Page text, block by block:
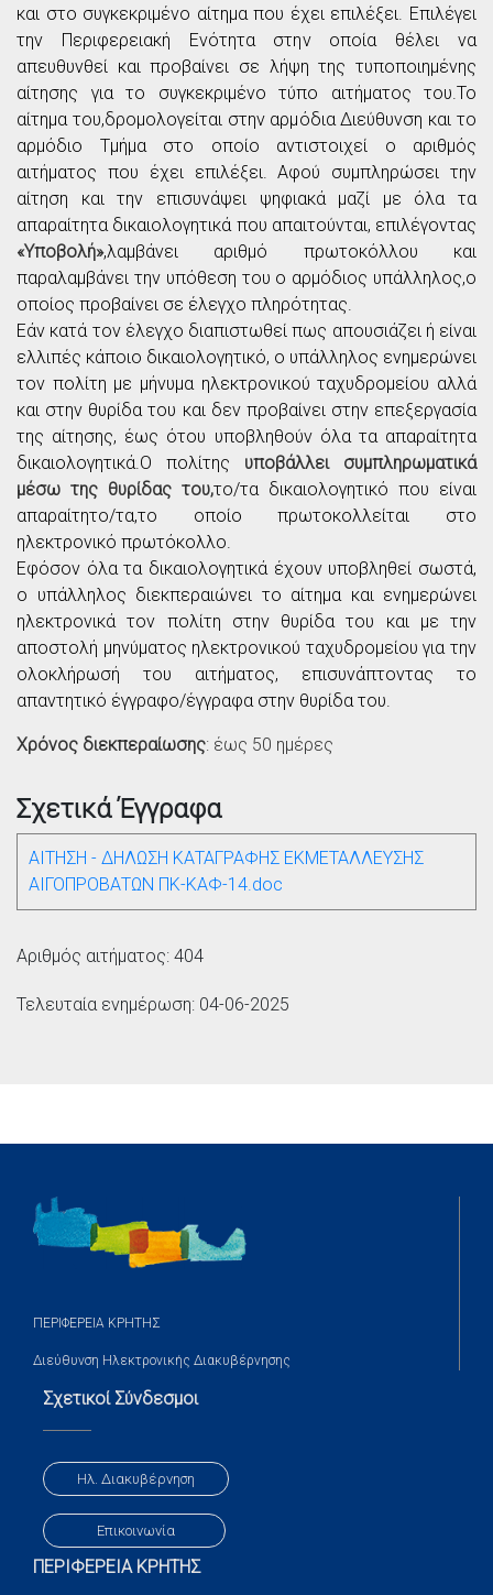
και στο συγκεκριμένο αίτημα που έχει επιλέξει. Επιλέγει
την Περιφερειακή Ενότητα στην οποία θέλει να
απευθυνθεί και προβαίνει σε λήψη της τυποποιημένης
αίτησης για το συγκεκριμένο τύπο αιτήματος του.Το
αίτημα του,δρομολογείται στην αρμόδια Διεύθυνση και το
αρμόδιο Τμήμα στο οποίο αντιστοιχεί ο αριθμός
αιτήματος που έχει επιλέξει. Αφού συμπληρώσει την
αίτηση και την επισυνάψει ψηφιακά μαζί με όλα τα
απαραίτητα δικαιολογητικά που απαιτούνται, επιλέγοντας
«Υποβολή»,λαμβάνει αριθμό πρωτοκόλλου και
παραλαμβάνει την υπόθεση του ο αρμόδιος υπάλληλος,ο
οποίος προβαίνει σε έλεγχο πληρότητας.
Εάν κατά τον έλεγχο διαπιστωθεί πως απουσιάζει ή είναι
ελλιπές κάποιο δικαιολογητικό, ο υπάλληλος ενημερώνει
τον πολίτη με μήνυμα ηλεκτρονικού ταχυδρομείου αλλά
και στην θυρίδα του και δεν προβαίνει στην επεξεργασία
της αίτησης, έως ότου υποβληθούν όλα τα απαραίτητα
δικαιολογητικά.Ο πολίτης υποβάλλει συμπληρωματικά
μέσω της θυρίδας του,το/τα δικαιολογητικό που είναι
απαραίτητο/τα,το οποίο πρωτοκολλείται στο
ηλεκτρονικό πρωτόκολλο.
Εφόσον όλα τα δικαιολογητικά έχουν υποβληθεί σωστά,
ο υπάλληλος διεκπεραιώνει το αίτημα και ενημερώνει
ηλεκτρονικά τον πολίτη στην θυρίδα του και με την
αποστολή μηνύματος ηλεκτρονικού ταχυδρομείου για την
ολοκλήρωσή του αιτήματος, επισυνάπτοντας το
απαντητικό έγγραφο/έγγραφα στην θυρίδα του.
Χρόνος διεκπεραίωσης: έως 50 ημέρες
Σχετικά Έγγραφα
ΑΙΤΗΣΗ - ΔΗΛΩΣΗ ΚΑΤΑΓΡΑΦΗΣ ΕΚΜΕΤΑΛΛΕΥΣΗΣ
ΑΙΓΟΠΡΟΒΑΤΩΝ ΠΚ-ΚΑΦ-14.doc
Αριθμός αιτήματος: 404
Τελευταία ενημέρωση: 04-06-2025
ΠΕΡΙΦΕΡΕΙΑ ΚΡΗΤΗΣ
Διεύθυνση Ηλεκτρονικής Διακυβέρνησης
Σχετικοί Σύνδεσμοι
Ηλ. Διακυβέρνηση
Επικοινωνία
ΠΕΡΙΦΕΡΕΙΑ ΚΡΗΤΗΣ